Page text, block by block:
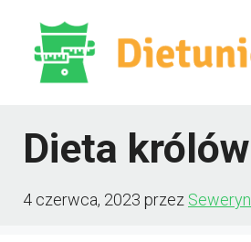
treści
Dieta królów
4 czerwca, 2023 przez Seweryn